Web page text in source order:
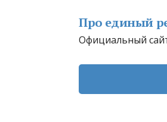
Про единый
Официальный